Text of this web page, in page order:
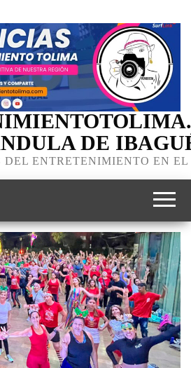
DE
DEL ENTRETENIMIENTO EN